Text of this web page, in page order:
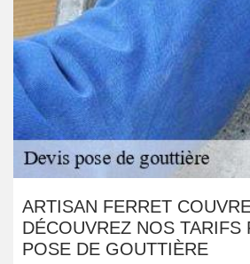
ARTISAN FERRET
DÉCOUVREZ NOS TARIFS
POSE DE GOUTTIÈRE